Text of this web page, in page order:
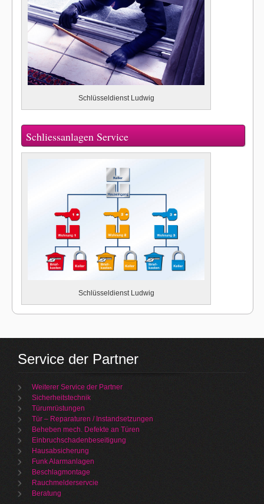
Schlüsseldienst Ludwig
Schliessanlagen Service
Schlüsseldienst Ludwig
Service der Partner
Weiterer Service der Partner
Sicherheitstechnik
Türumrüstungen
Tür – Reparaturen / Instandsetzungen
Beheben mech. Defekte an Türen
Einbruchschadenbeseitigung
Hausabsicherung
Funk Alarmanlagen
Beschlagmontage
Rauchmelderservcie
Beratung